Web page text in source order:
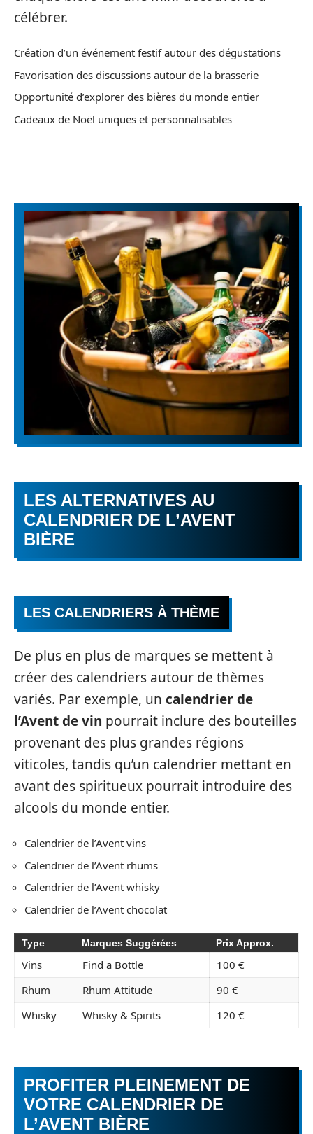
célébrer.
Création d’un événement festif autour des dégustations
Favorisation des discussions autour de la brasserie
Opportunité d’explorer des bières du monde entier
Cadeaux de Noël uniques et personnalisables
LES ALTERNATIVES AU
CALENDRIER DE L’AVENT
BIÈRE
LES CALENDRIERS À THÈME
De plus en plus de marques se mettent à
créer des calendriers autour de thèmes
variés. Par exemple, un calendrier de
l’Avent de vin pourrait inclure des bouteilles
provenant des plus grandes régions
viticoles, tandis qu’un calendrier mettant en
avant des spiritueux pourrait introduire des
alcools du monde entier.
Calendrier de l’Avent vins
Calendrier de l’Avent rhums
Calendrier de l’Avent whisky
Calendrier de l’Avent chocolat
Type Marques Suggérées Prix Approx.
Vins Find a Bottle
100 €
Rhum
Rhum Attitude
90 €
Whisky
Whisky & Spirits 120 €
PROFITER PLEINEMENT DE
VOTRE CALENDRIER DE
L’AVENT BIÈRE